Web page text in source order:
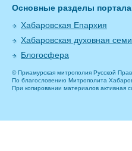
Основные разделы портала
Хабаровская Епархия
Хабаровская духовная
Блогосфера
© Приамурская митрополия Русской
По благословению Митрополита
При копировании материалов активная